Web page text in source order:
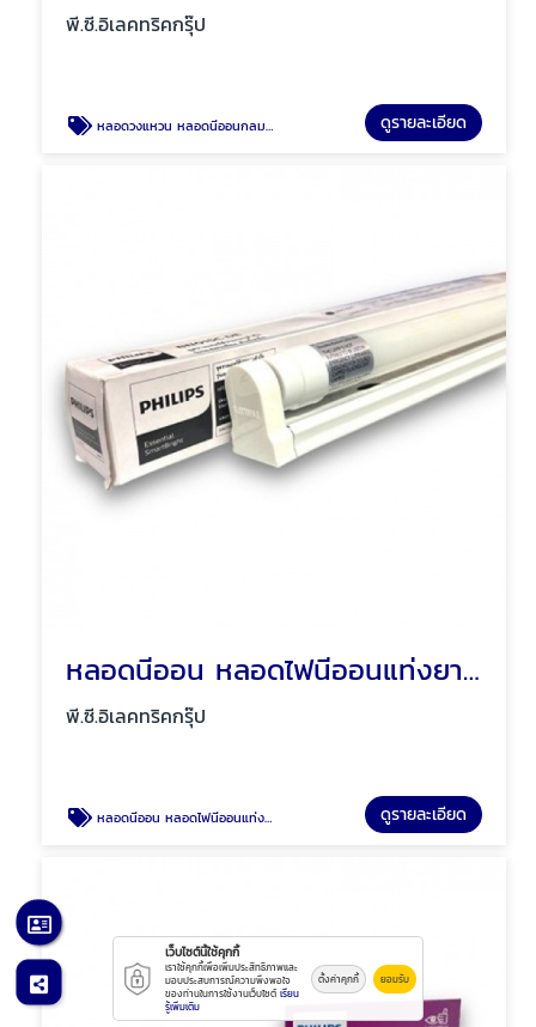
พี.ซี.อิเลคทริคกรุ๊ป
หลอดวงแหวน หลอดนีออนกลม โคมซาลาเปา โคมซาลาเปาลายเพชร ดูรายละเอียด
หลอดนีออน หลอดไฟนีออนแท่งยาว สั้น พัทยา ชลบุรี
พี.ซี.อิเลคทริคกรุ๊ป
หลอดนีออน หลอดไฟนีออนแท่งยาว สั้น พัทยา ชลบุรี ดูรายละเอียด
เว็บไซต์นี้ใช้คุกกี้
เราใช้คุกกี้เพื่อเพิ่มประสิทธิภาพและ
มอบประสบการณ์ความพึงพอใจ
ของท่านในการใช้งานเว็บไซต์ เรียน
รู้เพิ่มเติม
ตั้งค่าคุกกี้ ยอมรับ